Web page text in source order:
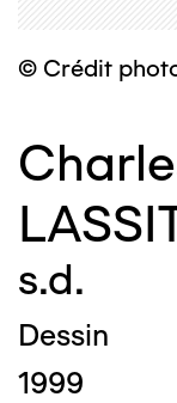
© Crédit
s.d.
Dessin
1999